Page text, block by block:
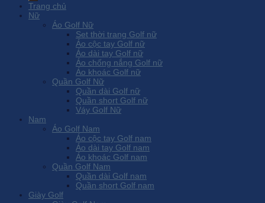
Trang chủ
Nữ
Áo Golf Nữ
Set thời trang Golf nữ
Áo cộc tay Golf nữ
Áo dài tay Golf nữ
Áo chống nắng Golf nữ
Áo khoác Golf nữ
Quần Golf Nữ
Quần dài Golf nữ
Quần short Golf nữ
Váy Golf Nữ
Nam
Áo Golf Nam
Áo cộc tay Golf nam
Áo dài tay Golf nam
Áo khoác Golf nam
Quần Golf Nam
Quần dài Golf nam
Quần short Golf nam
Giày Golf